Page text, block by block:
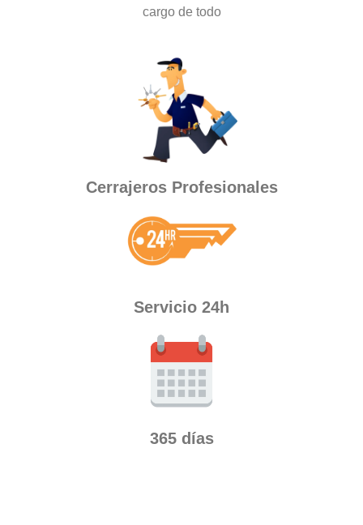
cargo de todo
Cerrajeros Profesionales
Servicio 24h
365 días